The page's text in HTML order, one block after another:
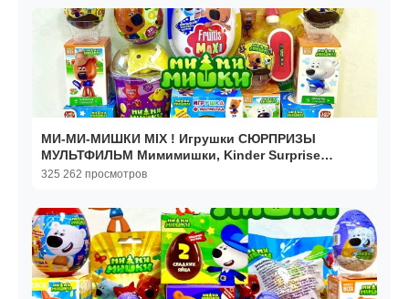
МИ-МИ-МИШКИ MIX ! Игрушки СЮРПРИЗЫ
МУЛЬТФИЛЬМ Мимимишки, Kinder Surprise
Unboxing
325 262 просмотров